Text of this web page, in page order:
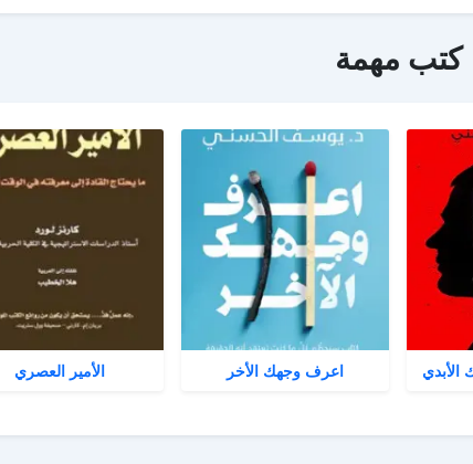
كتب مهمة
اعرف وجهك الأخر الأمير العصري